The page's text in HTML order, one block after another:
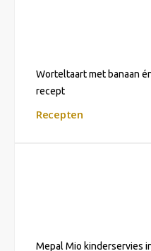
Worteltaart met banaan
recept
Recepten
Mepal Mio kinderservies